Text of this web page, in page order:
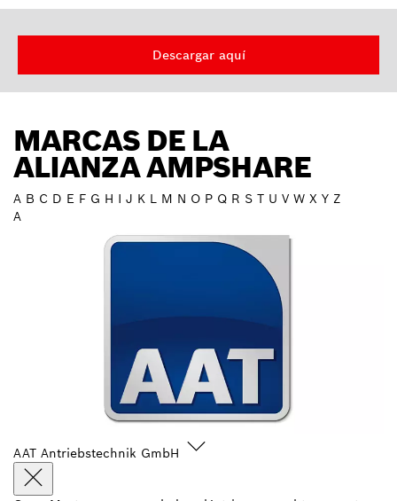
Descargar aquí
MARCAS DE LA
ALIANZA AMPSHARE
A B C D E F G H I J K L M N O P Q R S T U V W X Y Z
A
AAT Antriebstechnik GmbH